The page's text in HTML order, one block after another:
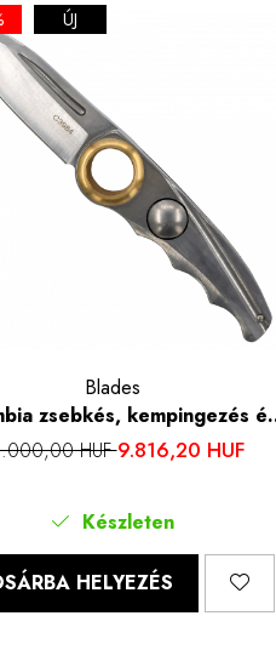
ÚJ
Blades
zsebkés, kempingezés és
rozsdamentes acél 7Cr13, 16
HUF9.816,20 HUF
Készleten
HELYEZÉS